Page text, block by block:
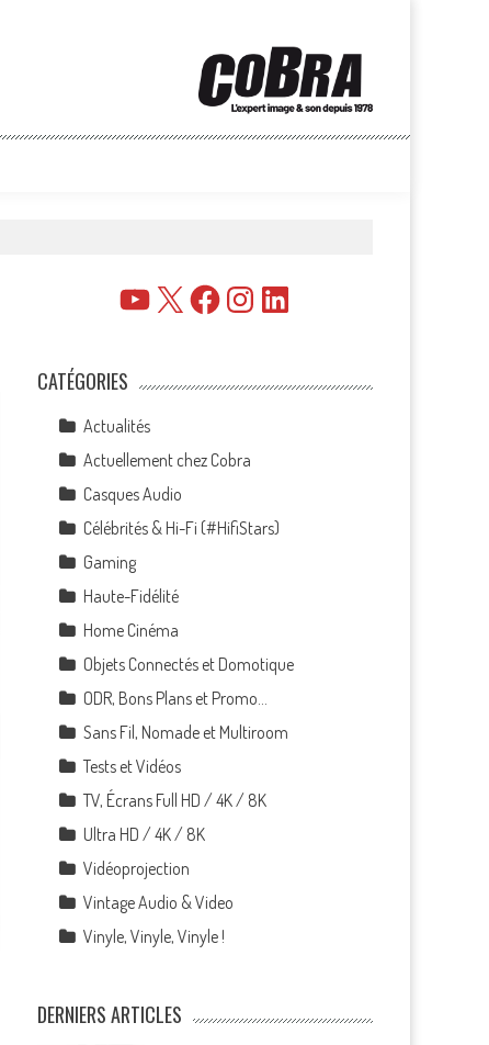
YouTube
X FacebookInstagramLinkedIn
CATÉGORIES
Actualités
Actuellement chez Cobra
Casques Audio
Célébrités & Hi-Fi (#HifiStars)
Gaming
Haute-Fidélité
Home Cinéma
Objets Connectés et Domotique
ODR, Bons Plans et Promo…
Sans Fil, Nomade et Multiroom
Tests et Vidéos
TV, Écrans Full HD / 4K / 8K
Ultra HD / 4K / 8K
Vidéoprojection
Vintage Audio & Video
Vinyle, Vinyle, Vinyle !
DERNIERS ARTICLES